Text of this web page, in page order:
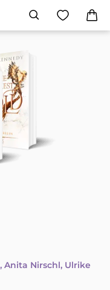
Anita Nirschl Ulrike